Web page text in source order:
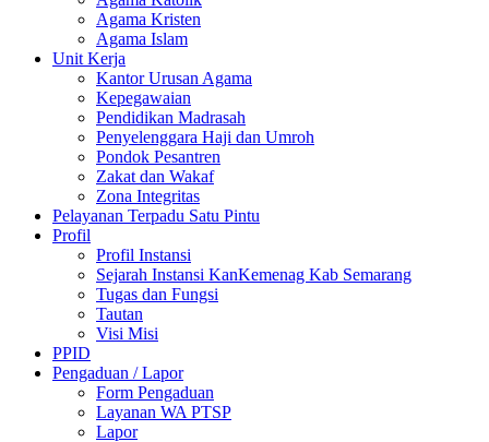
Agama Kristen
Agama Islam
Unit Kerja
Kantor Urusan Agama
Kepegawaian
Pendidikan Madrasah
Penyelenggara Haji dan Umroh
Pondok Pesantren
Zakat dan Wakaf
Zona Integritas
Pelayanan Terpadu Satu Pintu
Profil
Profil Instansi
Sejarah Instansi KanKemenag Kab Semarang
Tugas dan Fungsi
Tautan
Visi Misi
PPID
Pengaduan / Lapor
Form Pengaduan
Layanan WA PTSP
Lapor